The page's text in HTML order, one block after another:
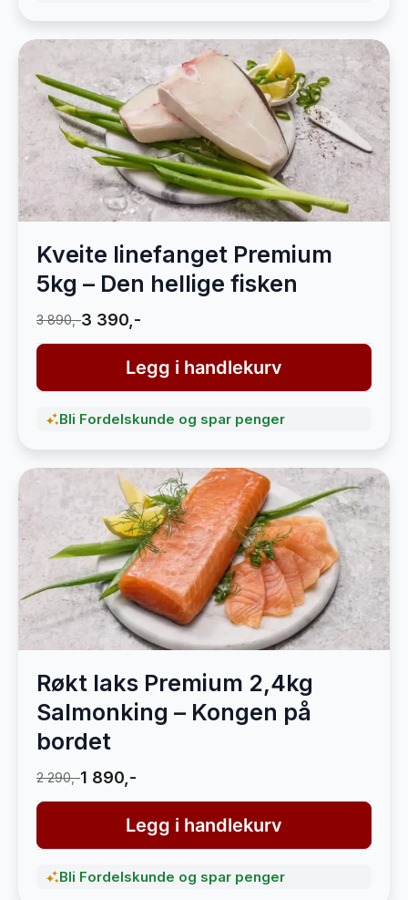
Kveite linefanget Premium
5kg – Den hellige fisken
3 890,-3 390,-
Legg i handlekurv
Bli Fordelskunde og spar penger
Røkt laks Premium 2,4kg
Salmonking – Kongen på
bordet
2 290,-1 890,-
Legg i handlekurv
Bli Fordelskunde og spar penger